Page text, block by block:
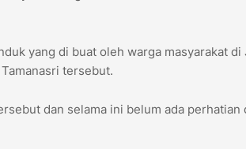
yang di buat oleh warga masyarakat di
tersebut.
dan selama ini belum ada perhatian